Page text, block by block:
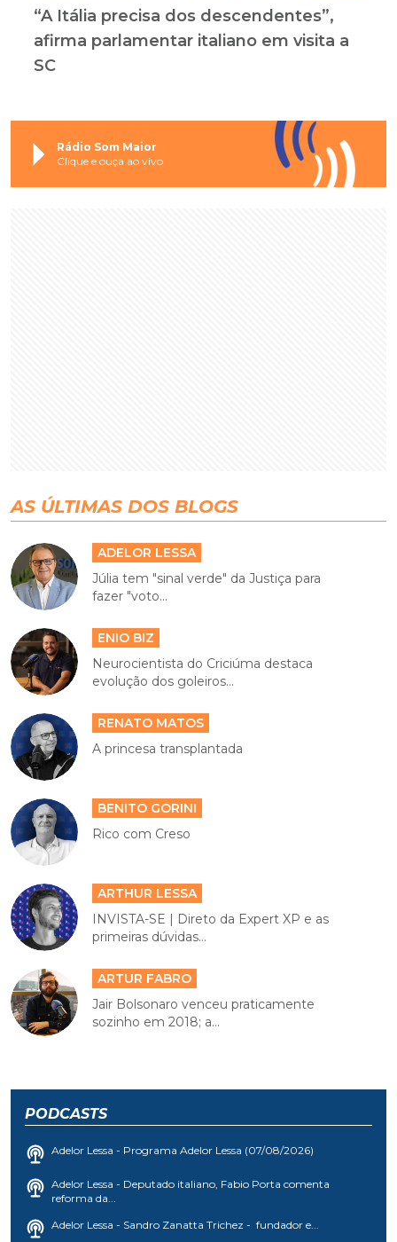
“A Itália precisa dos descendentes”,
afirma parlamentar italiano em visita a
SC
Rádio Som Maior
Clique e ouça ao vivo
AS ÚLTIMAS DOS BLOGS
ADELOR LESSA
Júlia tem "sinal verde" da Justiça para
fazer "voto...
ENIO BIZ
Neurocientista do Criciúma destaca
evolução dos goleiros...
RENATO MATOS
A princesa transplantada
BENITO GORINI
Rico com Creso
ARTHUR LESSA
INVISTA-SE | Direto da Expert XP e as
primeiras dúvidas...
ARTUR FABRO
Jair Bolsonaro venceu praticamente
sozinho em 2018; a...
PODCASTS
Adelor Lessa - Programa Adelor Lessa (07/08/2026)
Adelor Lessa - Deputado italiano, Fabio Porta comenta
reforma da...
Adelor Lessa - Sandro Zanatta Trichez - fundador e...